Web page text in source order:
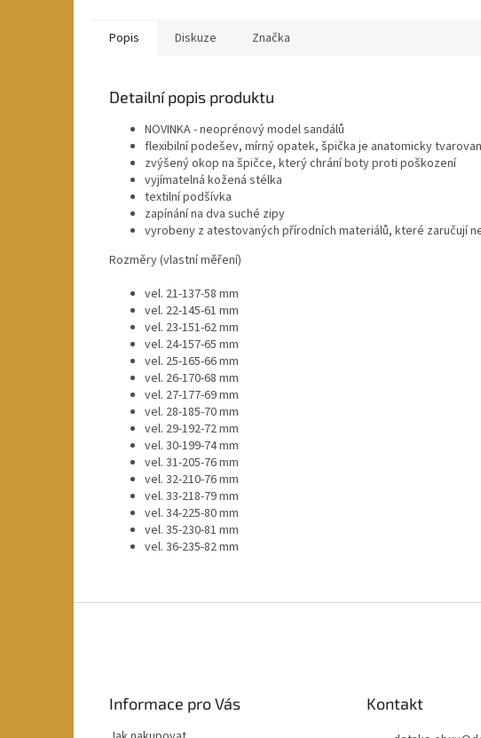
Popis Diskuze Značka
Detailní popis produktu
NOVINKA - neoprénový model sandálů
flexibilní podešev, mírný opatek, špička je anatomicky
zvýšený okop na špičce, který chrání boty proti poškození
vyjímatelná kožená stélka
textilní podšívka
zapínání na dva suché zipy
vyrobeny z atestovaných přírodních materiálů, které zaručují
Rozměry (vlastní měření)
vel. 21-137-58 mm
vel. 22-145-61 mm
vel. 23-151-62 mm
vel. 24-157-65 mm
vel. 25-165-66 mm
vel. 26-170-68 mm
vel. 27-177-69 mm
vel. 28-185-70 mm
vel. 29-192-72 mm
vel. 30-199-74 mm
vel. 31-205-76 mm
vel. 32-210-76 mm
vel. 33-218-79 mm
vel. 34-225-80 mm
vel. 35-230-81 mm
vel. 36-235-82 mm
Informace pro Vás Kontakt